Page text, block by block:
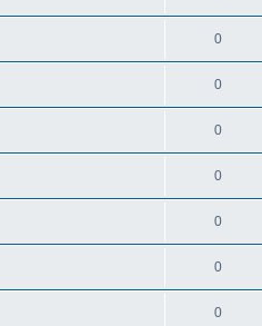
0
0
0
0
0
0
0